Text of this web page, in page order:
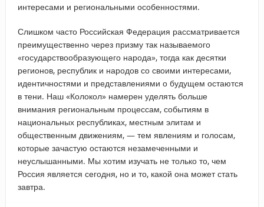
интересами и региональными особенностями.
Слишком часто Российская Федерация рассматривается
преимущественно через призму так называемого
«государствообразующего народа», тогда как десятки
регионов, республик и народов со своими интересами,
идентичностями и представлениями о будущем остаются
в тени. Наш «Колокол» намерен уделять больше
внимания региональным процессам, событиям в
национальных республиках, местным элитам и
общественным движениям, — тем явлениям и голосам,
которые зачастую остаются незамеченными и
неуслышанными. Мы хотим изучать не только то, чем
Россия является сегодня, но и то, какой она может стать
завтра.